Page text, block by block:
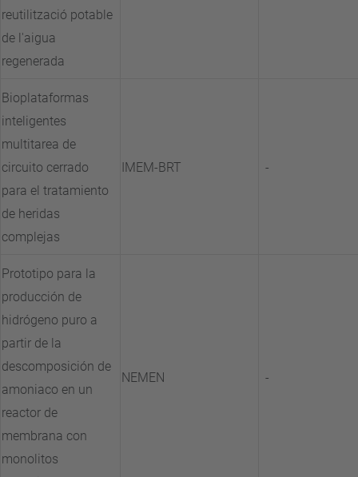
reutilització potable
de l'aigua
regenerada
Bioplataformas
inteligentes
multitarea de
circuito cerrado
para el tratamiento
de heridas
complejas
IMEM-BRT -
Prototipo para la
producción de
hidrógeno puro a
partir de la
descomposición de
amoniaco en un
reactor de
membrana con
monolitos
NEMEN -